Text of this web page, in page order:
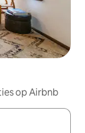
op Airbnb
je een keuze